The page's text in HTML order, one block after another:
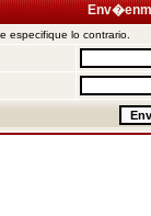
especifique lo contrario.